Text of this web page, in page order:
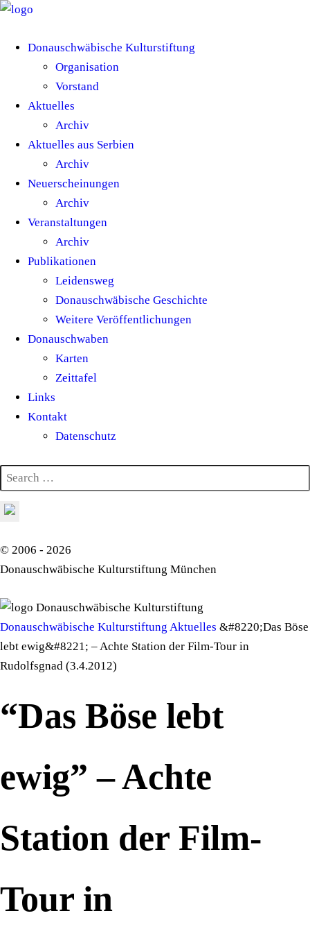
Donauschwäbische Kulturstiftung
Organisation
Vorstand
Aktuelles
Archiv
Aktuelles aus Serbien
Archiv
Neuerscheinungen
Archiv
Veranstaltungen
Archiv
Publikationen
Leidensweg
Donauschwäbische Geschichte
Weitere Veröffentlichungen
Donauschwaben
Karten
Zeittafel
Links
Kontakt
Datenschutz
© 2006 - 2026
Donauschwäbische Kulturstiftung München
Donauschwäbische Kulturstiftung
Donauschwäbische Kulturstiftung Aktuelles &#8220;Das Böse
lebt ewig&#8221; – Achte Station der Film-Tour in
Rudolfsgnad (3.4.2012)
“Das Böse lebt
ewig” – Achte
Station der Film-
Tour in